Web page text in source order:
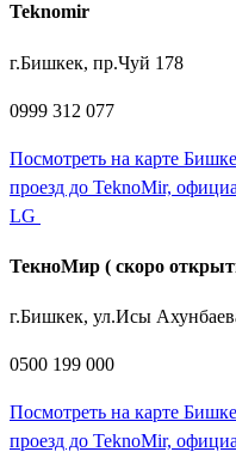
Teknomir
г.Бишкек, пр.Чуй 178
0999 312 077
Посмотреть на карте
проезд до TeknoMir,
LG
ТекноМир ( скоро
г.Бишкек, ул.Исы
0500 199 000
Посмотреть на карте
проезд до TeknoMir,